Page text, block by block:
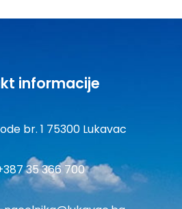
informacije
br. 1 75300 Lukavac
35 366 700